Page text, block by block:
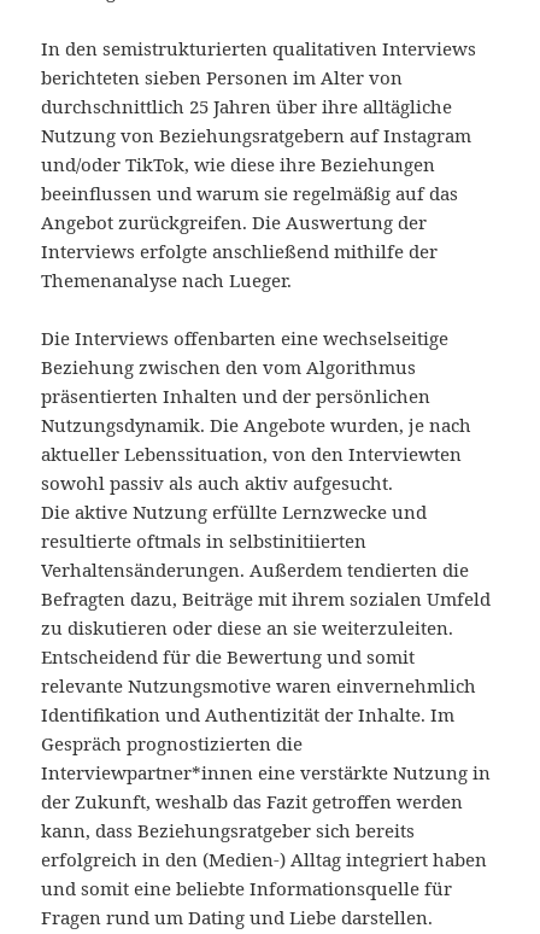
In den semistrukturierten qualitativen Interviews
berichteten sieben Personen im Alter von
durchschnittlich 25 Jahren über ihre alltägliche
Nutzung von Beziehungsratgebern auf Instagram
und/oder TikTok, wie diese ihre Beziehungen
beeinflussen und warum sie regelmäßig auf das
Angebot zurückgreifen. Die Auswertung der
Interviews erfolgte anschließend mithilfe der
Themenanalyse nach Lueger.
Die Interviews offenbarten eine wechselseitige
Beziehung zwischen den vom Algorithmus
präsentierten Inhalten und der persönlichen
Nutzungsdynamik. Die Angebote wurden, je nach
aktueller Lebenssituation, von den Interviewten
sowohl passiv als auch aktiv aufgesucht.
Die aktive Nutzung erfüllte Lernzwecke und
resultierte oftmals in selbstinitiierten
Verhaltensänderungen. Außerdem tendierten die
Befragten dazu, Beiträge mit ihrem sozialen Umfeld
zu diskutieren oder diese an sie weiterzuleiten.
Entscheidend für die Bewertung und somit
relevante Nutzungsmotive waren einvernehmlich
Identifikation und Authentizität der Inhalte. Im
Gespräch prognostizierten die
Interviewpartner*innen eine verstärkte Nutzung in
der Zukunft, weshalb das Fazit getroffen werden
kann, dass Beziehungsratgeber sich bereits
erfolgreich in den (Medien-) Alltag integriert haben
und somit eine beliebte Informationsquelle für
Fragen rund um Dating und Liebe darstellen.